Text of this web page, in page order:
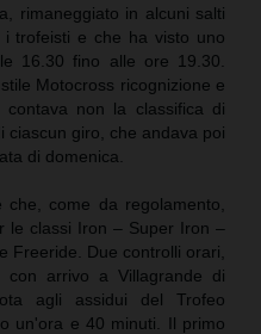
rimaneggiato in alcuni salti
trofeisti e che ha visto uno
16.30 fino alle ore 19.30.
Motocross ricognizione e
non la classifica di
ciascun giro, che andava poi
di domenica.
come da regolamento,
le classi Iron – Super Iron –
Freeride. Due controlli orari,
arrivo a Villagrande di
agli assidui del Trofeo
un'ora e 40 minuti. Il primo